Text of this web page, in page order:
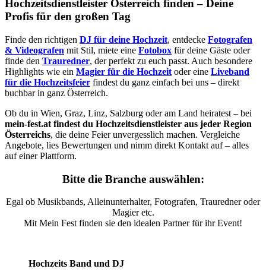
Hochzeitsdienstleister Österreich finden – Deine
Profis für den großen Tag
Finde den richtigen DJ für deine Hochzeit, entdecke Fotografen
& Videografen mit Stil, miete eine Fotobox für deine Gäste oder
finde den Trauredner, der perfekt zu euch passt. Auch besondere
Highlights wie ein Magier für die Hochzeit oder eine Liveband
für die Hochzeitsfeier findest du ganz einfach bei uns – direkt
buchbar in ganz Österreich.
Ob du in Wien, Graz, Linz, Salzburg oder am Land heiratest – bei
mein-fest.at findest du Hochzeitsdienstleister aus jeder Region
Österreichs, die deine Feier unvergesslich machen. Vergleiche
Angebote, lies Bewertungen und nimm direkt Kontakt auf – alles
auf einer Plattform.
Bitte die Branche auswählen:
Egal ob Musikbands, Alleinunterhalter, Fotografen, Trauredner oder
Magier etc.
Mit Mein Fest finden sie den idealen Partner für ihr Event!
Hochzeits Band und DJ